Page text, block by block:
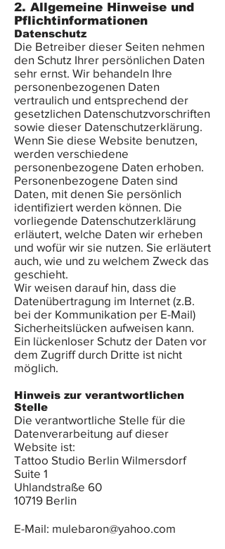
2. Allgemeine Hinweise und
Pflichtinformationen
Datenschutz
Die Betreiber dieser Seiten nehmen
den Schutz Ihrer persönlichen Daten
sehr ernst. Wir behandeln Ihre
personenbezogenen Daten
vertraulich und entsprechend der
gesetzlichen Datenschutzvorschriften
sowie dieser Datenschutzerklärung.
Wenn Sie diese Website benutzen,
werden verschiedene
personenbezogene Daten erhoben.
Personenbezogene Daten sind
Daten, mit denen Sie persönlich
identifiziert werden können. Die
vorliegende Datenschutzerklärung
erläutert, welche Daten wir erheben
und wofür wir sie nutzen. Sie erläutert
auch, wie und zu welchem Zweck das
geschieht.
Wir weisen darauf hin, dass die
Datenübertragung im Internet (z.B.
bei der Kommunikation per E-Mail)
Sicherheitslücken aufweisen kann.
Ein lückenloser Schutz der Daten vor
dem Zugriff durch Dritte ist nicht
möglich.
Hinweis zur verantwortlichen
Stelle
Die verantwortliche Stelle für die
Datenverarbeitung auf dieser
Website ist:
Tattoo Studio Berlin Wilmersdorf
Suite 1
Uhlandstraße 60
10719 Berlin
E-Mail: mulebaron@yahoo.com